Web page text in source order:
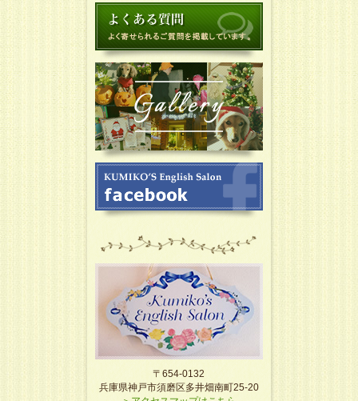
〒654-0132
兵庫県神戸市須磨区多井畑南町25-20